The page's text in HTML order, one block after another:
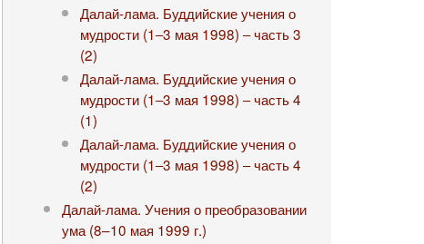
Далай-лама. Буддийские учения о
мудрости (1‒3 мая 1998) ‒ часть 3
(2)
Далай-лама. Буддийские учения о
мудрости (1‒3 мая 1998) ‒ часть 4
(1)
Далай-лама. Буддийские учения о
мудрости (1‒3 мая 1998) ‒ часть 4
(2)
Далай-лама. Учения о преобразовании
ума (8–10 мая 1999 г.)